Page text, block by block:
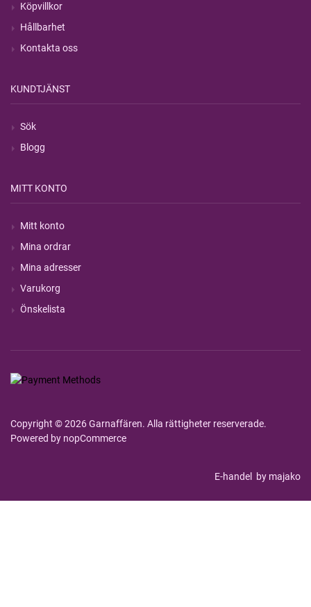
Köpvillkor
Hållbarhet
Kontakta oss
KUNDTJÄNST
Sök
Blogg
MITT KONTO
Mitt konto
Mina ordrar
Mina adresser
Varukorg
Önskelista
Copyright © 2026 Garnaffären. Alla rättigheter reserverade.
Powered by nopCommerce
E-handel by majako